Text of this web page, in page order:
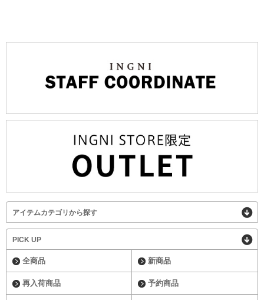
アイテムカテゴリから探す
PICK UP
全商品 新商品
再入荷商品 予約商品